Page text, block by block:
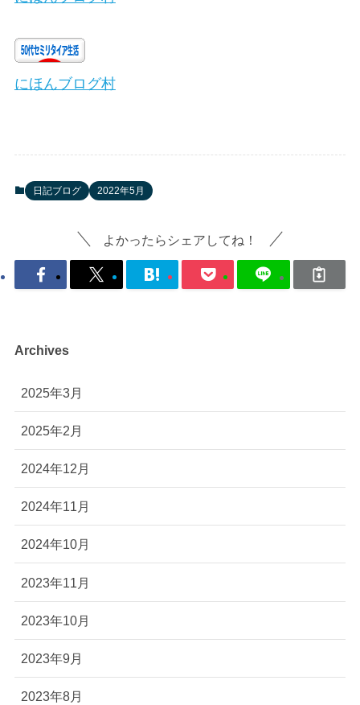
にほんブログ村
日記ブログ 2022年5月
よかったらシェアしてね！
Archives
2025年3月
2025年2月
2024年12月
2024年11月
2024年10月
2023年11月
2023年10月
2023年9月
2023年8月